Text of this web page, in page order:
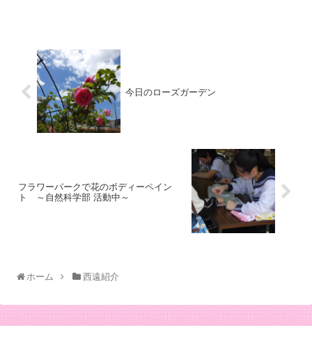
今日のローズガーデン
フラワーパークで花のボディーペイン
ト ～自然科学部 活動中～
ホーム 西遠紹介